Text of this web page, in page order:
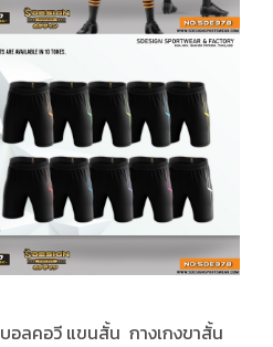
อลคอวี แขนสั้น กางเกงขาสั้น